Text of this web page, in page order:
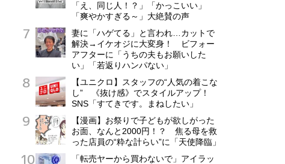
「え、同じ人！？」「かっこいい」
「爽やかすぎる～」大絶賛の声
妻に「ハゲてる」と言われ…カットで
解決→イケオジに大変身！ ビフォー
アフターに「うちの夫もお願いした
い」「若返りハンパない」
【ユニクロ】スタッフの“人気の着こな
し” 《抜け感》でスタイルアップ！
SNS「すてきです。まねしたい」
【漫画】お祭りで子どもが欲しがった
お面、なんと2000円！？ 焦る母を救
った店員の“粋な計らい”に「天使降臨」
「転売ヤーから買わないで」アイラッ